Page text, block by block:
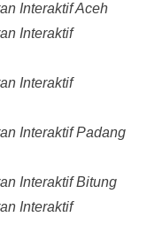
Interaktif Aceh
Interaktif
Interaktif
Interaktif Padang
Interaktif Bitung
Interaktif